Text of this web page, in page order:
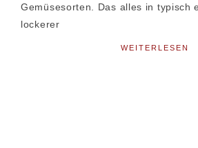
Gemüsesorten. Das alles in typisch
lockerer
WEITERLESEN